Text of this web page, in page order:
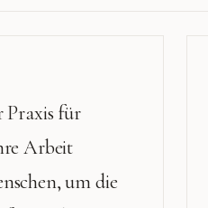
Praxis für
Arbeit
um die